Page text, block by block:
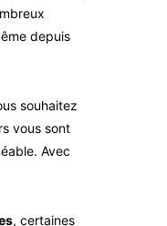
depuis
souhaitez
vous sont
Avec
, certaines